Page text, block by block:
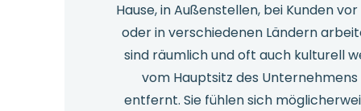
Hause, in Außenstellen, bei Kunden
oder in verschiedenen Ländern
sind räumlich und oft auch kulturell
vom Hauptsitz des Unternehmens
entfernt. Sie fühlen sich